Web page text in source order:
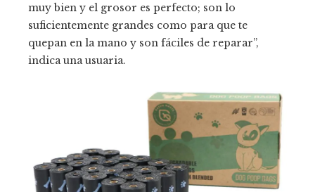
muy bien y el grosor es perfecto; son lo
suficientemente grandes como para que te
quepan en la mano y son fáciles de reparar”,
indica una usuaria.